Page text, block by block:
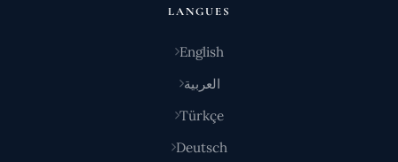
LANGUES
English
العربية
Türkçe
Deutsch